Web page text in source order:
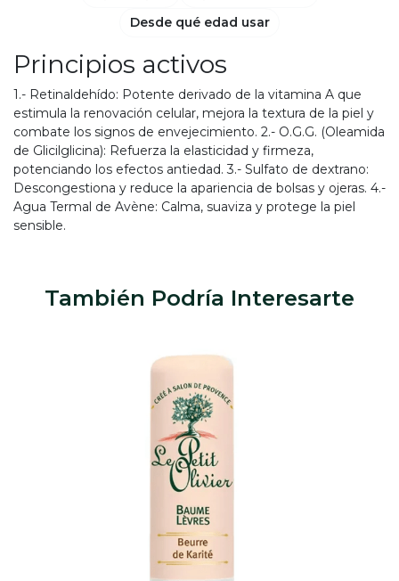
Principios activos
1.- Retinaldehído: Potente derivado de la vitamina A que
estimula la renovación celular, mejora la textura de la piel y
combate los signos de envejecimiento. 2.- O.G.G. (Oleamida
de Glicilglicina): Refuerza la elasticidad y firmeza,
potenciando los efectos antiedad. 3.- Sulfato de dextrano:
Descongestiona y reduce la apariencia de bolsas y ojeras. 4.-
Agua Termal de Avène: Calma, suaviza y protege la piel
sensible.
Desde qué edad usar
También Podría Interesarte